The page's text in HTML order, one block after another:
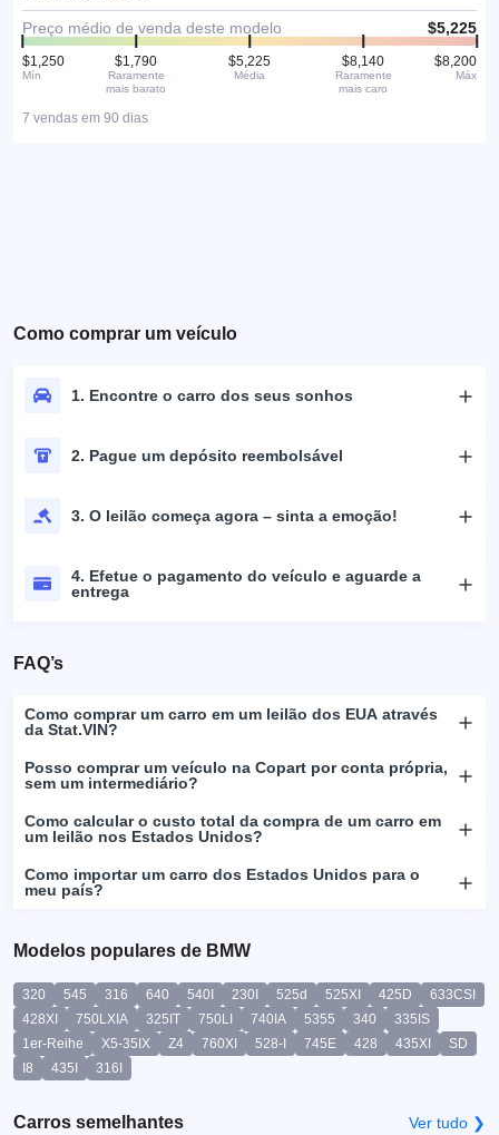
Preço médio de venda deste modelo $5,225
$1,250
Mín
$1,790
Raramente
mais barato
$5,225
Média
$8,140
Raramente
mais caro
$8,200
Máx
7 vendas em 90 dias
Como comprar um veículo
1. Encontre o carro dos seus sonhos
2. Pague um depósito reembolsável
3. O leilão começa agora – sinta a emoção!
4. Efetue o pagamento do veículo e aguarde a
entrega
FAQ’s
Como comprar um carro em um leilão dos EUA através
da Stat.VIN?
Posso comprar um veículo na Copart por conta própria,
sem um intermediário?
Como calcular o custo total da compra de um carro em
um leilão nos Estados Unidos?
Como importar um carro dos Estados Unidos para o
meu país?
Modelos populares de BMW
320 545 316 640 540I 230I 525d 525XI 425D
633CSI
428XI
750LXIA 325IT 750LI 740IA 5355 340
335IS
1er-Reihe
X5-35IX Z4 760XI 528-I 745E 428 435XI
SD
I8
435I 316I
Carros semelhantes Ver tudo ❯